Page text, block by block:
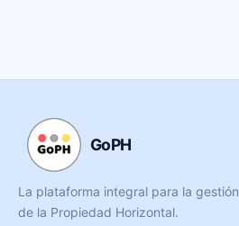
GoPH
La plataforma integral para la gestión
de la Propiedad Horizontal.